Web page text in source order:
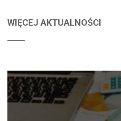
WIĘCEJ AKTUALNOŚCI